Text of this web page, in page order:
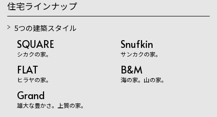
住宅ラインナップ
5つの建築スタイル
SQUARE
シカクの家。
Snufkin
サンカクの家。
FLAT
ヒラヤの家。
B&M
海の家。山の家。
Grand
雄大な豊かさ。上質の家。